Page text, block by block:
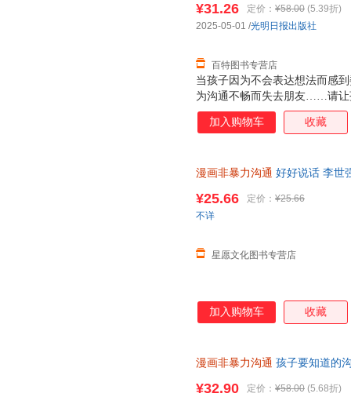
当孩子因为不会表达想法而感
为沟通不畅而失去朋友……请让
子打造的漫画非暴力沟通指南
应慢、不会说话，快速摆脱怯
表达和沟通。 让孩子学会如何
如何倾听别人的想法…… 会沟
自己的想法，能够轻松获得他
¥31.26 定价： ¥58.00 (5.39折)
百特图书专营店
2025-05-01 /光明日报出版社
加入购物车 收藏
漫画非暴力沟通 好好说话 李世
¥25.66 定价： ¥25.66
星愿文化图书专营店
不详
加入购物车 收藏
漫画非暴力沟通 孩子要知道的
¥32.90 定价： ¥58.00 (5.68折)